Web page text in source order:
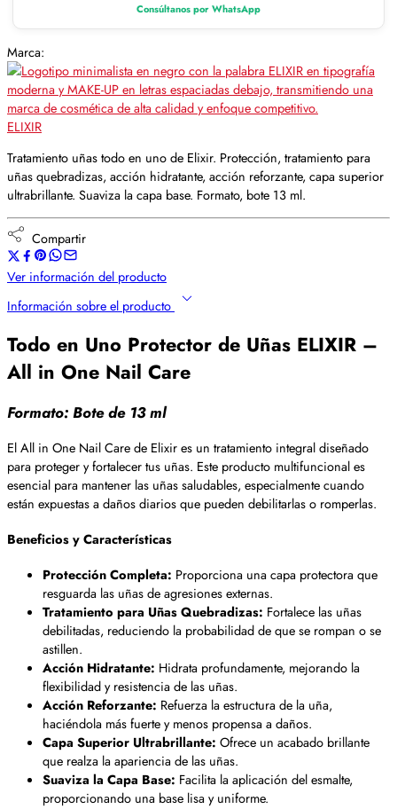
Consúltanos por WhatsApp
Marca:
ELIXIR
Tratamiento uñas todo en uno de Elixir. Protección, tratamiento para
uñas quebradizas, acción hidratante, acción reforzante, capa superior
ultrabrillante. Suaviza la capa base. Formato, bote 13 ml.
Compartir
Ver información del producto
Información sobre el producto
Todo en Uno Protector de Uñas ELIXIR –
All in One Nail Care
Formato: Bote de 13 ml
El All in One Nail Care de Elixir es un tratamiento integral diseñado
para proteger y fortalecer tus uñas. Este producto multifuncional es
esencial para mantener las uñas saludables, especialmente cuando
están expuestas a daños diarios que pueden debilitarlas o romperlas.
Beneficios y Características
Protección Completa: Proporciona una capa protectora que
resguarda las uñas de agresiones externas.
Tratamiento para Uñas Quebradizas: Fortalece las uñas
debilitadas, reduciendo la probabilidad de que se rompan o se
astillen.
Acción Hidratante: Hidrata profundamente, mejorando la
flexibilidad y resistencia de las uñas.
Acción Reforzante: Refuerza la estructura de la uña,
haciéndola más fuerte y menos propensa a daños.
Capa Superior Ultrabrillante: Ofrece un acabado brillante
que realza la apariencia de las uñas.
Suaviza la Capa Base: Facilita la aplicación del esmalte,
proporcionando una base lisa y uniforme.